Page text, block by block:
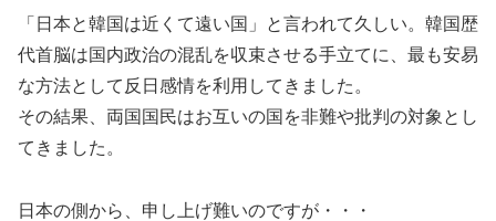
「日本と韓国は近くて遠い国」と言われて久しい。韓国歴
代首脳は国内政治の混乱を収束させる手立てに、最も安易
な方法として反日感情を利用してきました。
その結果、両国国民はお互いの国を非難や批判の対象とし
てきました。
日本の側から、申し上げ難いのですが・・・